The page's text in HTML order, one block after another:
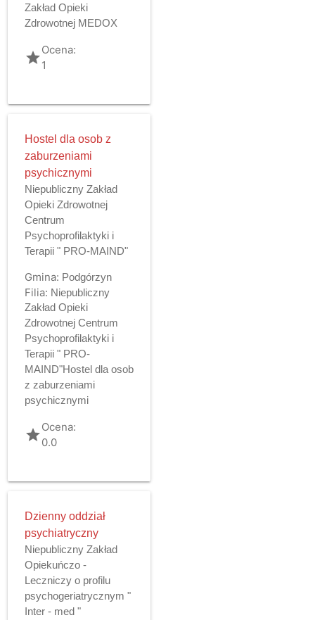
Zakład Opieki
Zdrowotnej MEDOX
gradeOcena:
1
Hostel dla osob z
zaburzeniami
psychicznymi
Niepubliczny Zakład
Opieki Zdrowotnej
Centrum
Psychoprofilaktyki i
Terapii " PRO-MAIND"
Gmina: Podgórzyn
Filia: Niepubliczny
Zakład Opieki
Zdrowotnej Centrum
Psychoprofilaktyki i
Terapii " PRO-
MAIND"Hostel dla osob
z zaburzeniami
psychicznymi
gradeOcena:
0.0
Dzienny oddział
psychiatryczny
Niepubliczny Zakład
Opiekuńczo -
Leczniczy o profilu
psychogeriatrycznym "
Inter - med "